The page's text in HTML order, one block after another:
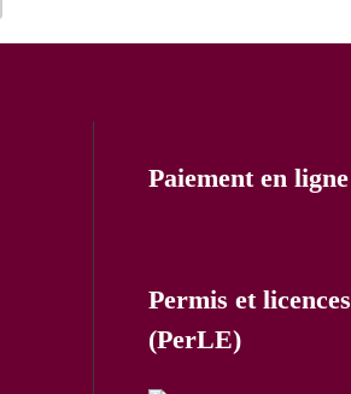
Paiement en ligne
Permis et licences
(PerLE)